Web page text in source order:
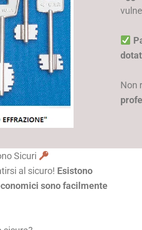
Non
Sicuri
al sicuro! Esistono
sono facilmente